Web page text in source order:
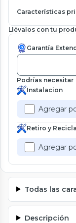
Características
Llévalos con tu
Garantía
Podrías necesitar
Instalacion
Agregar
Retiro y
Agregar
Todas las
Descripción